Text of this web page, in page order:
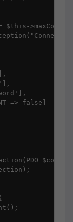
$this-
=> false]